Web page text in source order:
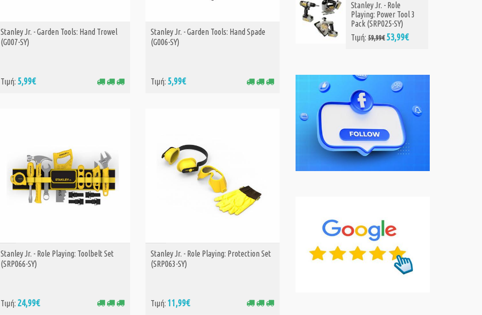
ΑΓΟΡΑ
Stanley Jr. - Garden Tools: Hand Trowel
(G007-SY)
Τιμή: 5,99€
ΑΓΟΡΑ
Stanley Jr. - Garden Tools: Hand Spade
(G006-SY)
Τιμή: 5,99€
ΑΓΟΡΑ
Stanley Jr. - Role Playing: Toolbelt Set
(SRP066-SY)
Τιμή:24,99€
ΑΓΟΡΑ
Stanley Jr. - Role Playing: Protection Set
(SRP063-SY)
Τιμή: 11,99€
Stanley Jr. - Role
Playing: Power Tool 3
Pack (SRP025-SY)
Τιμή:59,99€ 53,99€